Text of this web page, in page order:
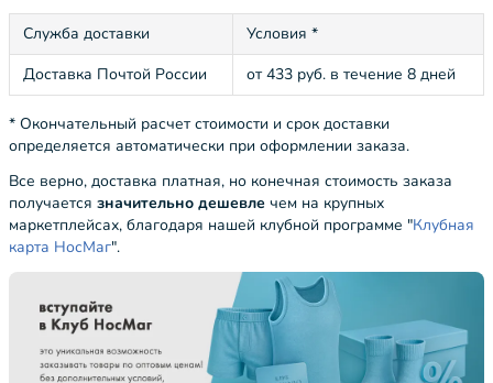
Служба доставки
Условия *
Доставка Почтой России
от 433 руб. в течение 8 дней
* Окончательный расчет стоимости и срок доставки
определяется автоматически при оформлении заказа.
Все верно, доставка платная, но конечная стоимость заказа
получается значительно дешевле чем на крупных
маркетплейсах, благодаря нашей клубной программе "Клубная
карта НосМаг".